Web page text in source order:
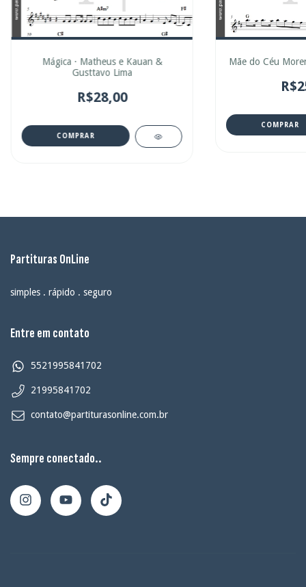
Mágica · Matheus e Kauan &
Gusttavo Lima
R$28,00
COMPRAR
Mãe do Céu
COMPRAR
Partituras OnLine
simples . rápido . seguro
Entre em contato
5521995841702
21995841702
contato@partiturasonline.com.br
Sempre conectado..